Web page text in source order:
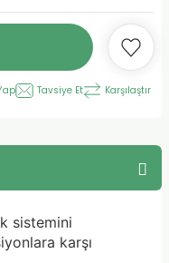
Tavsiye Et Karşılaştır
sistemini
karşı